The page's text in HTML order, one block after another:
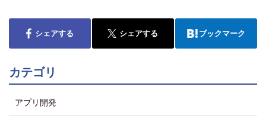
シェアする シェアする ブックマーク
カテゴリ
アプリ開発